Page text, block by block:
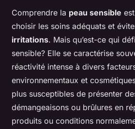
Comprendre la peau sensible
choisir les soins adéquats et
irritations. Mais qu’est-ce qui
sensible? Elle se caractérise
réactivité intense à divers
environnementaux et
plus susceptibles de présenter
démangeaisons ou brûlures en
produits ou conditions